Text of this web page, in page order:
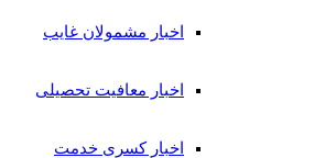
اخبار مشمولان غایب
اخبار معافیت تحصیلی
اخبار کسری خدمت